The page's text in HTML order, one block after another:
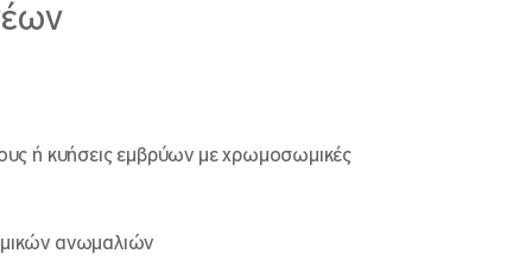
ή κυήσεις εμβρύων με χρωμοσωμικές
ανωμαλιών